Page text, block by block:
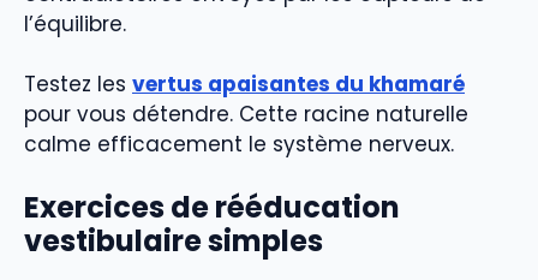
l’équilibre.
Testez les vertus apaisantes du khamaré
pour vous détendre. Cette racine naturelle
calme efficacement le système nerveux.
Exercices de rééducation
vestibulaire simples